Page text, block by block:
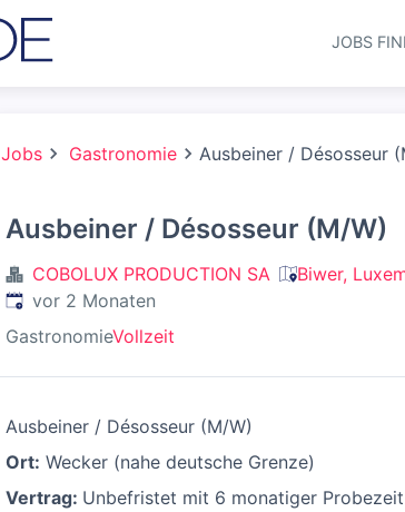
JOBS
Jobs Gastronomie Ausbeiner / Désosseur
Ausbeiner / Désosseur (M/W)
COBOLUX PRODUCTION SA
Biwer,
Veröffentlicht:
vor 2 Monaten
GastronomieVollzeit
Ausbeiner / Désosseur (M/W)
Ort: Wecker (nahe deutsche Grenze)
Vertrag: Unbefristet mit 6 monatiger Probezeit